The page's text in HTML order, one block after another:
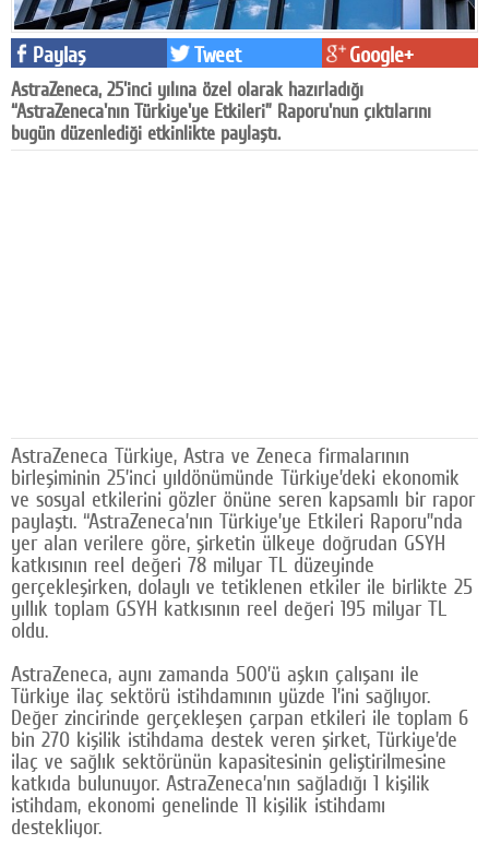
Televizyon
Dünya
Pr
Facebook
Künye
SOSYAL MEDYA
Facebook
Twitter
© 2026 TÜM HAKLARI SAKLIDIR
Paylaş Tweet Google+
AstraZeneca, 25'inci yılına özel olarak hazırladığı
“AstraZeneca'nın Türkiye'ye Etkileri” Raporu'nun çıktılarını
bugün düzenlediği etkinlikte paylaştı.
AstraZeneca Türkiye, Astra ve Zeneca firmalarının
birleşiminin 25’inci yıldönümünde Türkiye’deki ekonomik
ve sosyal etkilerini gözler önüne seren kapsamlı bir rapor
paylaştı. “AstraZeneca’nın Türkiye’ye Etkileri Raporu”nda
yer alan verilere göre, şirketin ülkeye doğrudan GSYH
katkısının reel değeri 78 milyar TL düzeyinde
gerçekleşirken, dolaylı ve tetiklenen etkiler ile birlikte 25
yıllık toplam GSYH katkısının reel değeri 195 milyar TL
oldu.
AstraZeneca, aynı zamanda 500’ü aşkın çalışanı ile
Türkiye ilaç sektörü istihdamının yüzde 1’ini sağlıyor.
Değer zincirinde gerçekleşen çarpan etkileri ile toplam 6
bin 270 kişilik istihdama destek veren şirket, Türkiye’de
ilaç ve sağlık sektörünün kapasitesinin geliştirilmesine
katkıda bulunuyor. AstraZeneca’nın sağladığı 1 kişilik
istihdam, ekonomi genelinde 11 kişilik istihdamı
destekliyor.